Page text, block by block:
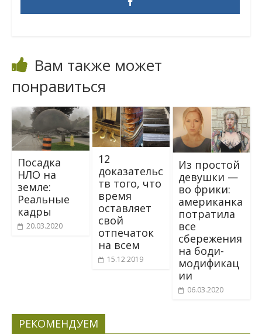
Вам также может
понравиться
Посадка
НЛО на
земле:
Реальные
кадры
20.03.2020
12
доказательс
тв того, что
время
оставляет
свой
отпечаток
на всем
15.12.2019
Из простой
девушки —
во фрики:
американка
потратила
все
сбережения
на боди-
модификац
ии
06.03.2020
РЕКОМЕНДУЕМ